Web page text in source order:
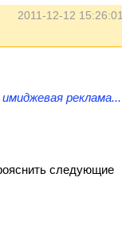
2011-12-12 15:26:01
реклама...
следующие